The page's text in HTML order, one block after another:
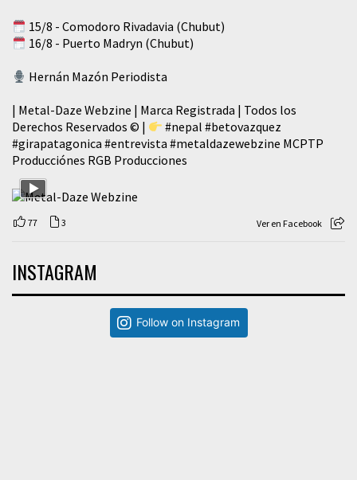
15/8 - Comodoro Rivadavia (Chubut)
16/8 - Puerto Madryn (Chubut)
Hernán Mazón Periodista
| Metal-Daze Webzine | Marca Registrada | Todos los
Derechos Reservados © |
#nepal #betovazquez
#girapatagonica #entrevista #metaldazewebzine MCPTP
Producciónes RGB Producciones
77 3 Ver en Facebook
INSTAGRAM
Follow on Instagram